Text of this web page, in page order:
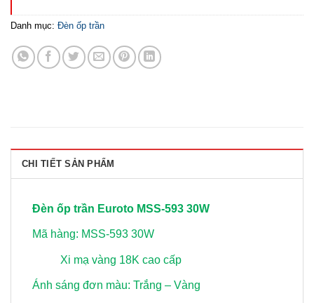
Danh mục: Đèn ốp trần
CHI TIẾT SẢN PHẨM
Đèn ốp trần Euroto MSS-593 30W
Mã hàng: MSS-593 30W
Xi mạ vàng 18K cao cấp
Ánh sáng đơn màu: Trắng – Vàng